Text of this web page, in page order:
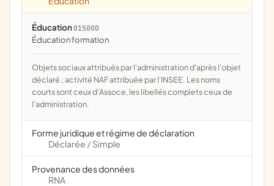
Éducation 015000
éducation formation
Objets sociaux attribués par l'administration d'après l'objet
déclaré ; activité NAF attribuée par l'INSEE. Les noms
courts sont ceux d'Assoce, les libellés complets ceux de
l'administration.
Forme juridique et régime de déclaration
Déclarée / Simple
Provenance des données
RNA